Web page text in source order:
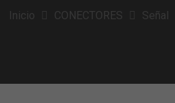
Inicio CONECTORES Señal